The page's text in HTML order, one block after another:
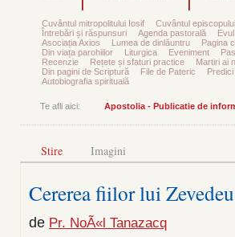
Cuvântul mitropolitului Iosif Cuvântul
Întrebări și răspunsuri
Agenda pastorală
Asociația Axios
Lumea de dinlăuntru Pagina
Din viața parohiilor
Liturgica Eveniment
Recenzie
Rețete și sfaturi practice Martiri ai
Din pagini de Scriptură
File de Pateric
Autobiografia spirituală
Te afli aici: Apostolia - Publicatie de
Stire Imagini
Cererea fiilor lui Zevedeu
de Pr. NoÃ«l Tanazacq